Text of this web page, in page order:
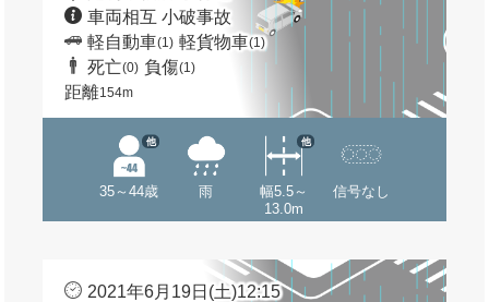
車両相互 小破事故
軽自動車(1) 軽貨物車(1)
死亡(0) 負傷(1)
距離154m
35～44歳
他
雨
幅5.5～
13.0m
他
信号なし
2021年6月19日(土)12:15